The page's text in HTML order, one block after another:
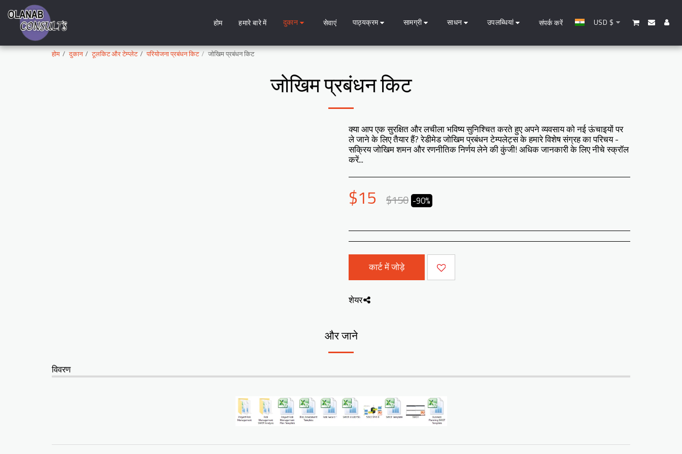
होम हमारे बारे में दुकान सेवाएं पाठ्यक्रम सामग्री साधन उपलब्धियां संपर्क करें USD $
होम दुकान टूलकिट और टेम्प्लेट परियोजना प्रबंधन किट जोखिम प्रबंधन किट
जोखिम प्रबंधन किट
क्या आप एक सुरक्षित और लचीला भविष्य सुनिश्चित करते हुए अपने व्यवसाय को नई ऊंचाइयों पर
ले जाने के लिए तैयार हैं? रेडीमेड जोखिम प्रबंधन टेम्पलेट्स के हमारे विशेष संग्रह का परिचय -
सक्रिय जोखिम शमन और रणनीतिक निर्णय लेने की कुंजी! अधिक जानकारी के लिए नीचे स्क्रॉल
करें...
$15 $150 -90%
कार्ट में जोड़े
शेयर
और जाने
विवरण